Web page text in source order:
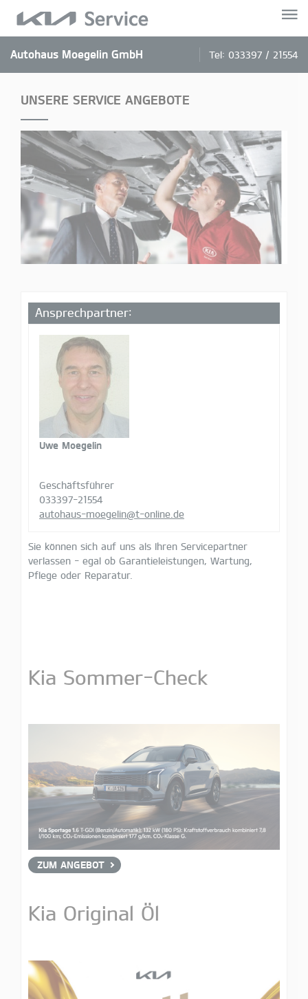
Autohaus Moegelin GmbH Tel: 033397 / 21554
UNSERE SERVICE ANGEBOTE
Ansprechpartner:
Uwe Moegelin
Geschäftsführer
033397-21554
autohaus-moegelin@t-online.de
Sie können sich auf uns als Ihren Servicepartner
verlassen - egal ob Garantieleistungen, Wartung,
Pflege oder Reparatur.
Kia Sommer-Check
ZUM ANGEBOT
Kia Original Öl